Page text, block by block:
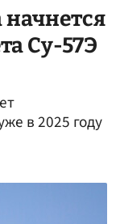
начнется
Су-57Э
в 2025 году